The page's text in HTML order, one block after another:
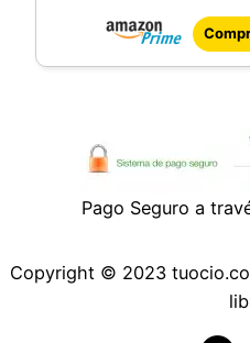
(incluidas); luz LED a
encendido/apagado
duración
Compatible con
Pago Seguro a
Copyright © 2023